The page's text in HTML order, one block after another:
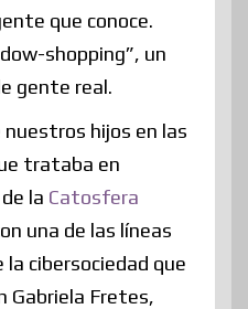
que conoce.
shopping”, un
gente real.
hijos en las
trataba en
la Catosfera
una de las líneas
cibersociedad que
Gabriela Fretes,